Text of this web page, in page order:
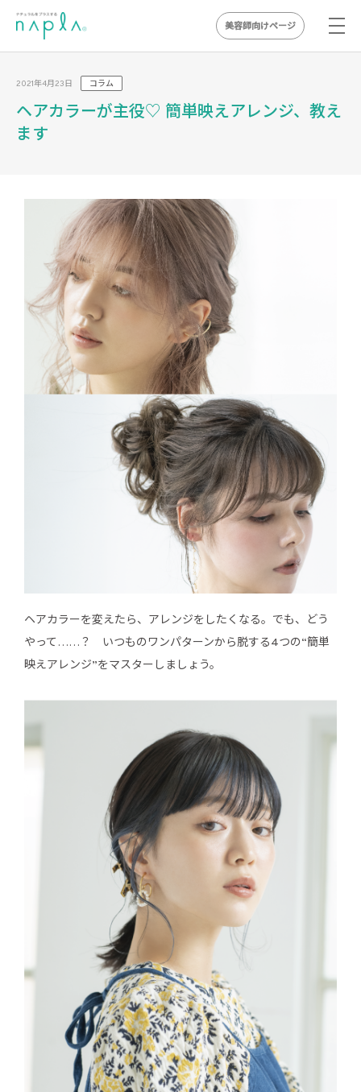
content
美容師向けページ
2021年4月23日 コラム
ヘアカラーが主役♡ 簡単映えアレンジ、教え
ます
ヘアカラーを変えたら、アレンジをしたくなる。でも、どう
やって……？ いつものワンパターンから脱する4つの“簡単
映えアレンジ”をマスターしましょう。